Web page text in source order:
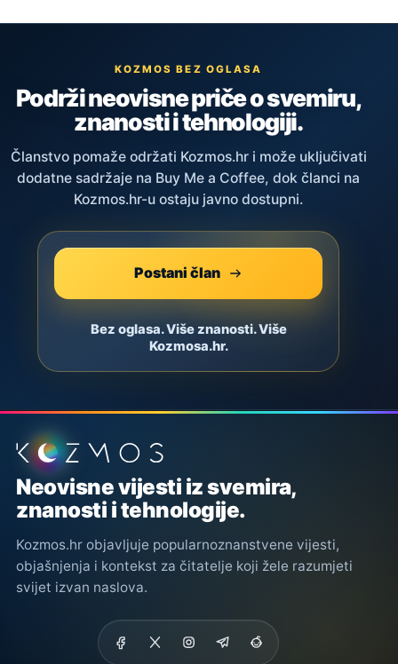
KOZMOS BEZ OGLASA
Podrži neovisne priče o svemiru,
znanosti i tehnologiji.
Članstvo pomaže održati Kozmos.hr i može uključivati
dodatne sadržaje na Buy Me a Coffee, dok članci na
Kozmos.hr-u ostaju javno dostupni.
Postani član
Bez oglasa. Više znanosti. Više
Kozmosa.hr.
Podnožje stranice
Neovisne vijesti iz svemira,
znanosti i tehnologije.
Kozmos.hr objavljuje popularnoznanstvene vijesti,
objašnjenja i kontekst za čitatelje koji žele razumjeti
svijet izvan naslova.